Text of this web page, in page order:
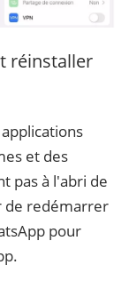
réinstaller
et des
pas à l'abri de
de redémarrer
pour